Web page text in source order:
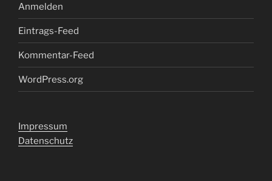
Anmelden
Eintrags-Feed
Kommentar-Feed
WordPress.org
Impressum
Datenschutz